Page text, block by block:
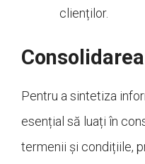
clienților.
Pentru a sintetiza
esențial să luați în
termenii și condițiile,